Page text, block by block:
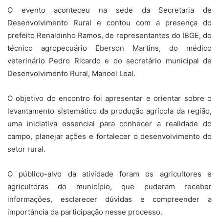
O evento aconteceu na sede da Secretaria de
Desenvolvimento Rural e contou com a presença do
prefeito Renaldinho Ramos, de representantes do IBGE, do
técnico agropecuário Eberson Martins, do médico
veterinário Pedro Ricardo e do secretário municipal de
Desenvolvimento Rural, Manoel Leal.
O objetivo do encontro foi apresentar e orientar sobre o
levantamento sistemático da produção agrícola da região,
uma iniciativa essencial para conhecer a realidade do
campo, planejar ações e fortalecer o desenvolvimento do
setor rural.
O público-alvo da atividade foram os agricultores e
agricultoras do município, que puderam receber
informações, esclarecer dúvidas e compreender a
importância da participação nesse processo.